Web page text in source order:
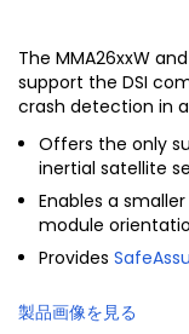
The MMA26xxW
support the DSI
crash detection in
Offers the only
inertial satellite
Enables a
module
Provides
製品画像を見る